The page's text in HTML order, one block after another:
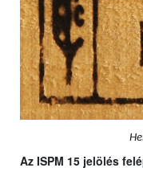
Az ISPM 15 jelölés